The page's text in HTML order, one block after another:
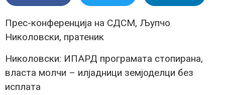
Прес-конференција на СДСМ, Љупчо
Николовски, пратеник
Николовски: ИПАРД програмата стопирана,
власта молчи – илјадници земјоделци без
исплата